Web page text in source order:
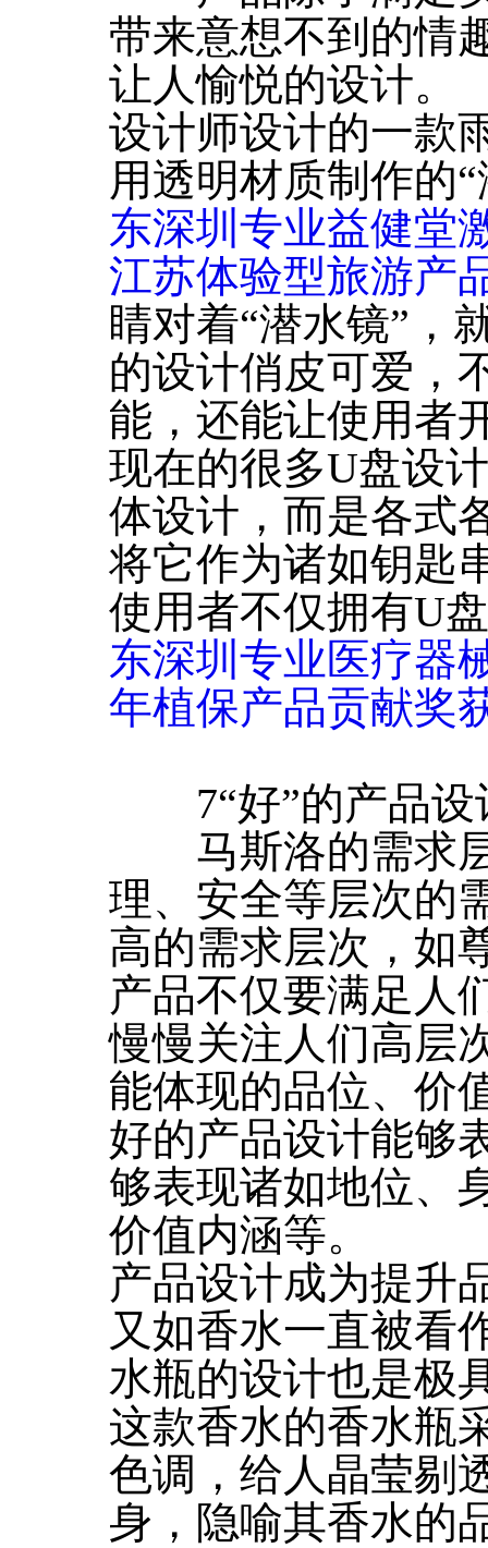
带来意想不到的情
让人愉悦的设计。
设计师设计的一款
用透明材质制作的
东深圳专业益健堂
江苏体验型旅游产
睛对着“潜水镜”，
的设计俏皮可爱，
能，还能让使用者
现在的很多U盘设
体设计，而是各式
将它作为诸如钥匙
使用者不仅拥有U
东深圳专业医疗器
年植保产品贡献奖
7“好”的产品设
马斯洛的需求层
理、安全等层次的
高的需求层次，如
产品不仅要满足人
慢慢关注人们高层
能体现的品位、价
好的产品设计能够
够表现诸如地位、
价值内涵等。
产品设计成为提升
又如香水一直被看
水瓶的设计也是极
这款香水的香水瓶
色调，给人晶莹剔
身，隐喻其香水的